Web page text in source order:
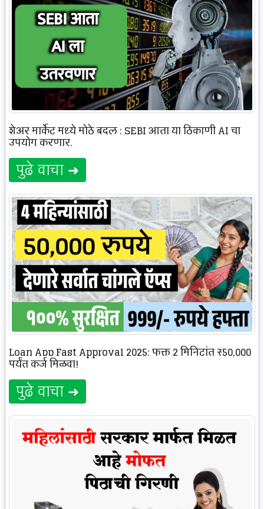
शेअर मार्केट मध्ये मोठे बदल : SEBI आता या ठिकाणी AI चा
उपयोग करणार.
पुढे वाचा ➜
Loan App Fast Approval 2025: फक्त 2 मिनिटांत ₹50,000
पर्यंत कर्ज मिळवा!
पुढे वाचा ➜